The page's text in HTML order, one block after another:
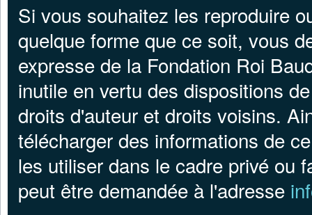
Si vous souhaitez les reproduire
quelque forme que ce soit, vous
expresse de la Fondation Roi
inutile en vertu des dispositions
droits d'auteur et droits voisins.
télécharger des informations de
les utiliser dans le cadre privé ou
peut être demandée à l'adresse